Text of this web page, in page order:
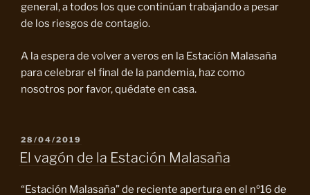
general, a todos los que continúan trabajando a pesar
de los riesgos de contagio.
A la espera de volver a veros en la Estación Malasaña
para celebrar el final de la pandemia, haz como
nosotros por favor, quédate en casa.
PUBLICADO
EL
28/04/2019
El vagón de la Estación Malasaña
“Estación Malasaña” de reciente apertura en el nº16 de